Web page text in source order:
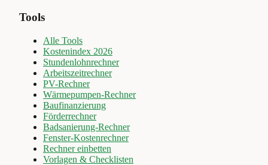
Tools
Alle Tools
Kostenindex 2026
Stundenlohnrechner
Arbeitszeitrechner
PV-Rechner
Wärmepumpen-Rechner
Baufinanzierung
Förderrechner
Badsanierung-Rechner
Fenster-Kostenrechner
Rechner einbetten
Vorlagen & Checklisten